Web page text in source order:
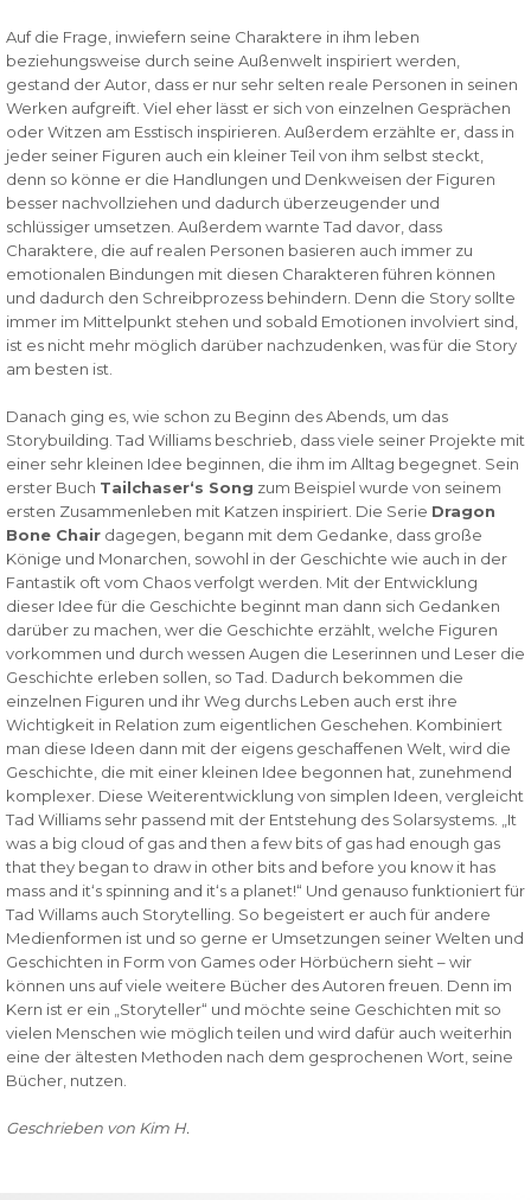
Auf die Frage, inwiefern seine Charaktere in ihm leben
beziehungsweise durch seine Außenwelt inspiriert werden,
gestand der Autor, dass er nur sehr selten reale Personen in seinen
Werken aufgreift. Viel eher lässt er sich von einzelnen Gesprächen
oder Witzen am Esstisch inspirieren. Außerdem erzählte er, dass in
jeder seiner Figuren auch ein kleiner Teil von ihm selbst steckt,
denn so könne er die Handlungen und Denkweisen der Figuren
besser nachvollziehen und dadurch überzeugender und
schlüssiger umsetzen. Außerdem warnte Tad davor, dass
Charaktere, die auf realen Personen basieren auch immer zu
emotionalen Bindungen mit diesen Charakteren führen können
und dadurch den Schreibprozess behindern. Denn die Story sollte
immer im Mittelpunkt stehen und sobald Emotionen involviert sind,
ist es nicht mehr möglich darüber nachzudenken, was für die Story
am besten ist.
Danach ging es, wie schon zu Beginn des Abends, um das
Storybuilding. Tad Williams beschrieb, dass viele seiner Projekte mit
einer sehr kleinen Idee beginnen, die ihm im Alltag begegnet. Sein
erster Buch Tailchaser‘s Song zum Beispiel wurde von seinem
ersten Zusammenleben mit Katzen inspiriert. Die Serie Dragon
Bone Chair dagegen, begann mit dem Gedanke, dass große
Könige und Monarchen, sowohl in der Geschichte wie auch in der
Fantastik oft vom Chaos verfolgt werden. Mit der Entwicklung
dieser Idee für die Geschichte beginnt man dann sich Gedanken
darüber zu machen, wer die Geschichte erzählt, welche Figuren
vorkommen und durch wessen Augen die Leserinnen und Leser die
Geschichte erleben sollen, so Tad. Dadurch bekommen die
einzelnen Figuren und ihr Weg durchs Leben auch erst ihre
Wichtigkeit in Relation zum eigentlichen Geschehen. Kombiniert
man diese Ideen dann mit der eigens geschaffenen Welt, wird die
Geschichte, die mit einer kleinen Idee begonnen hat, zunehmend
komplexer. Diese Weiterentwicklung von simplen Ideen, vergleicht
Tad Williams sehr passend mit der Entstehung des Solarsystems. „It
was a big cloud of gas and then a few bits of gas had enough gas
that they began to draw in other bits and before you know it has
mass and it‘s spinning and it‘s a planet!“ Und genauso funktioniert für
Tad Willams auch Storytelling. So begeistert er auch für andere
Medienformen ist und so gerne er Umsetzungen seiner Welten und
Geschichten in Form von Games oder Hörbüchern sieht – wir
können uns auf viele weitere Bücher des Autoren freuen. Denn im
Kern ist er ein „Storyteller“ und möchte seine Geschichten mit so
vielen Menschen wie möglich teilen und wird dafür auch weiterhin
eine der ältesten Methoden nach dem gesprochenen Wort, seine
Bücher, nutzen.
Geschrieben von Kim H.